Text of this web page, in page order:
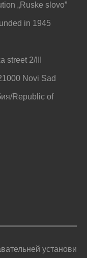
„Ruske slovo”
in 1945
street 2/III
Novi Sad
Republic of
установи